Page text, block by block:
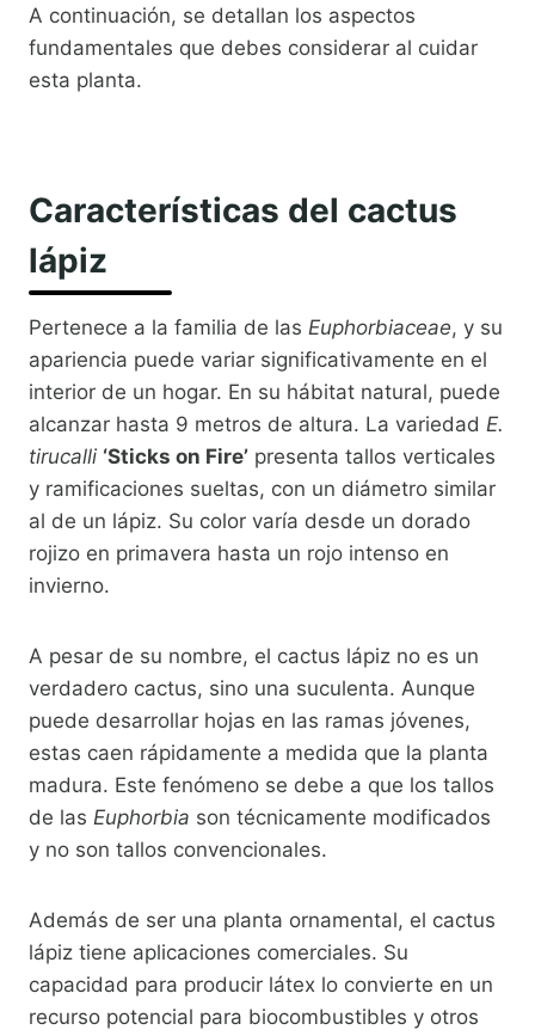
A continuación, se detallan los aspectos
fundamentales que debes considerar al cuidar
esta planta.
Características del cactus
lápiz
Pertenece a la familia de las Euphorbiaceae, y su
apariencia puede variar significativamente en el
interior de un hogar. En su hábitat natural, puede
alcanzar hasta 9 metros de altura. La variedad E.
tirucalli ‘Sticks on Fire’ presenta tallos verticales
y ramificaciones sueltas, con un diámetro similar
al de un lápiz. Su color varía desde un dorado
rojizo en primavera hasta un rojo intenso en
invierno.
A pesar de su nombre, el cactus lápiz no es un
verdadero cactus, sino una suculenta. Aunque
puede desarrollar hojas en las ramas jóvenes,
estas caen rápidamente a medida que la planta
madura. Este fenómeno se debe a que los tallos
de las Euphorbia son técnicamente modificados
y no son tallos convencionales.
Además de ser una planta ornamental, el cactus
lápiz tiene aplicaciones comerciales. Su
capacidad para producir látex lo convierte en un
recurso potencial para biocombustibles y otros